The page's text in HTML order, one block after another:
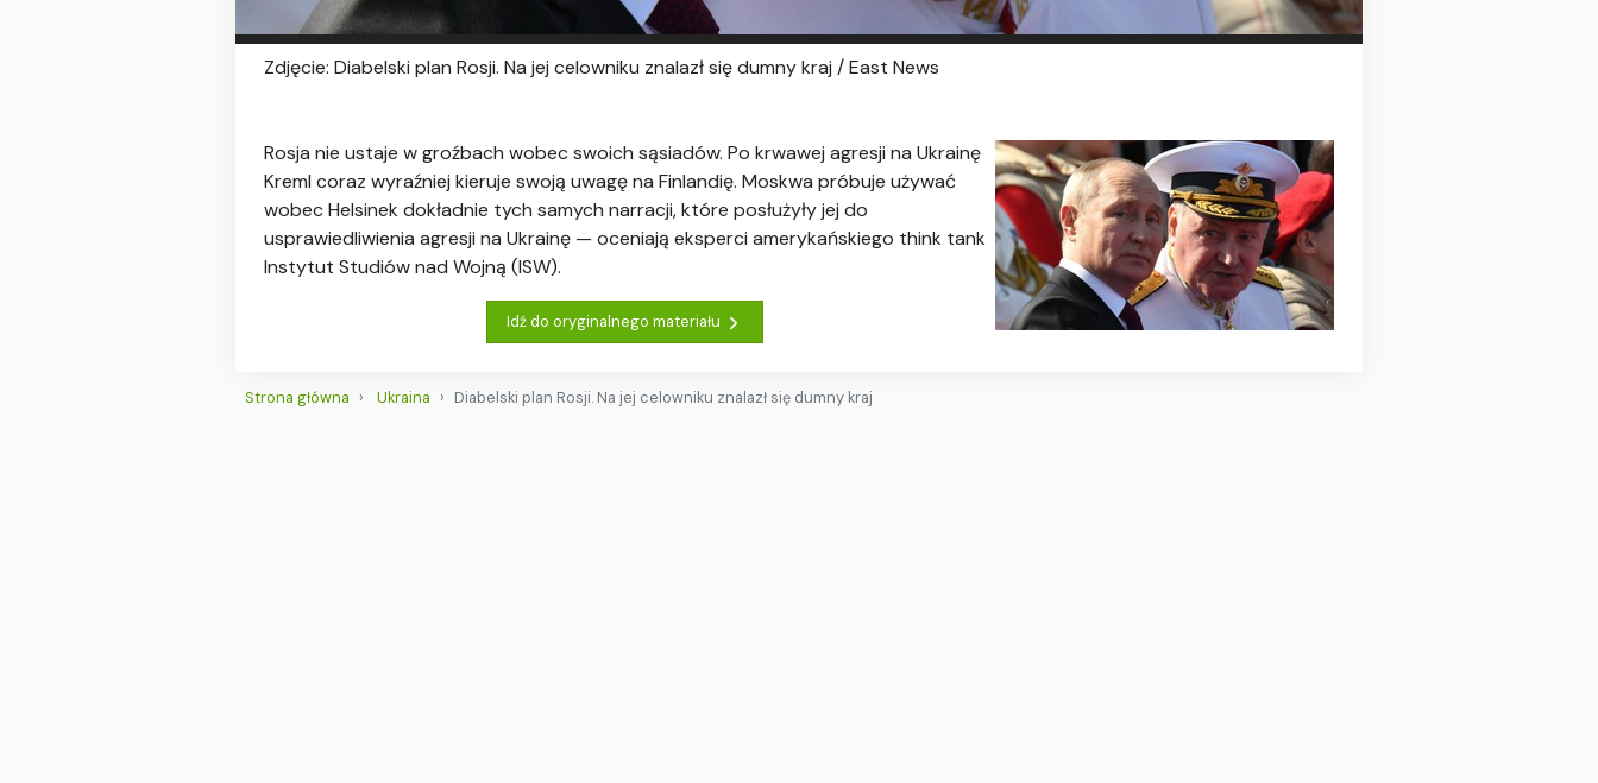
Zdjęcie: Diabelski plan Rosji. Na jej celowniku znalazł się dumny kraj / East News
Rosja nie ustaje w groźbach wobec swoich sąsiadów. Po krwawej agresji na Ukrainę
Kreml coraz wyraźniej kieruje swoją uwagę na Finlandię. Moskwa próbuje używać
wobec Helsinek dokładnie tych samych narracji, które posłużyły jej do
usprawiedliwienia agresji na Ukrainę — oceniają eksperci amerykańskiego think tank
Instytut Studiów nad Wojną (ISW).
Idź do oryginalnego materiału
Strona główna Ukraina Diabelski plan Rosji. Na jej celowniku znalazł się dumny kraj